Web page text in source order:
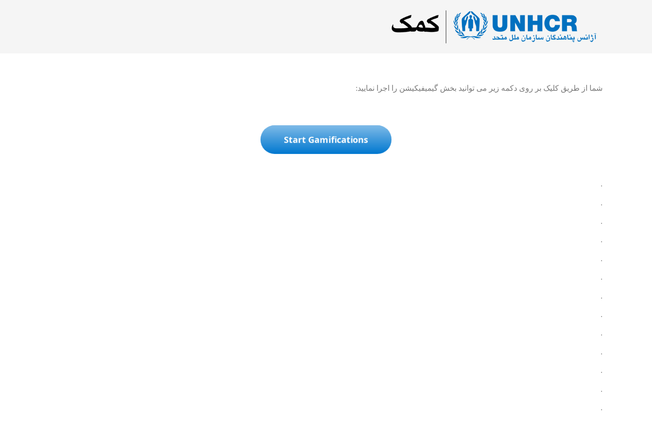
شما از طریق کلیک بر روی دکمه زیر می توانید بخش گیمیفیکیشن را اجرا نمایید:
Start Gamifications
.
.
.
.
.
.
.
.
.
.
.
.
.